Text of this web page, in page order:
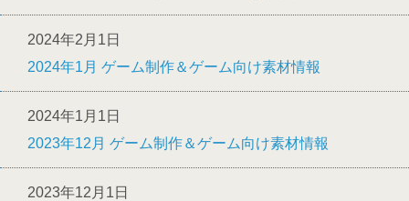
2024年2月1日
2024年1月 ゲーム制作＆ゲーム向け素材情報
2024年1月1日
2023年12月 ゲーム制作＆ゲーム向け素材情報
2023年12月1日